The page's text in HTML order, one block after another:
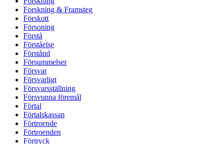
Forskning & Framsteg
Förskott
Försoning
Förstå
Förståelse
Förstånd
Försummelser
Försvar
Försvarligt
Försvarsställning
Försvunna föremål
Förtal
Förtalskassan
Förtroende
Förtroenden
Förtryck